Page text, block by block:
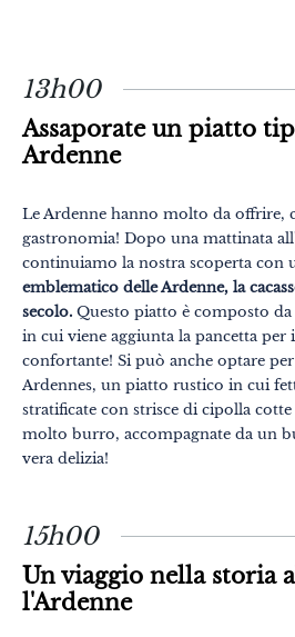
13h00
Assaporate un piatto
Ardenne
Le Ardenne hanno molto da offrire,
gastronomia! Dopo una mattinata
continuiamo la nostra scoperta con
emblematico delle Ardenne, la
secolo. Questo piatto è composto
in cui viene aggiunta la pancetta
confortante! Si può anche optare per
Ardennes, un piatto rustico in cui
stratificate con strisce di cipolla
molto burro, accompagnate da un
vera delizia!
15h00
Un viaggio nella storia
l'Ardenne